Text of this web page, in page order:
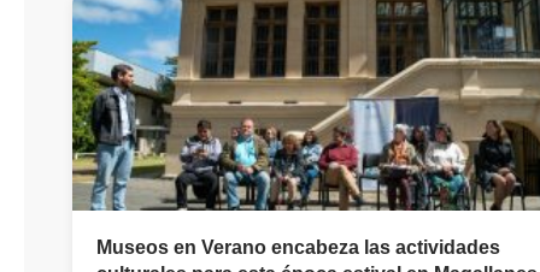
Museos en Verano encabeza las actividades